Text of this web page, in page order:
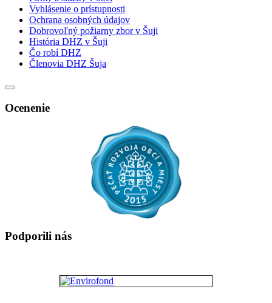
Vyhlásenie o prístupnosti
Ochrana osobných údajov
Dobrovoľný požiarny zbor v Šuji
História DHZ v Šuji
Čo robí DHZ
Členovia DHZ Šuja
Ocenenie
Podporili nás